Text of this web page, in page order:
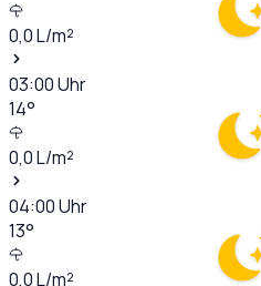
0,0L/m²
03:00Uhr
14°
0,0L/m²
04:00Uhr
13°
0,0L/m²